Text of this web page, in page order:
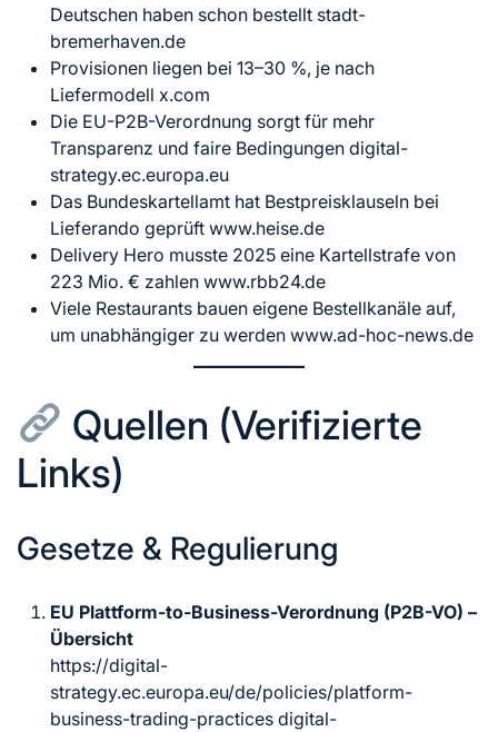
Deutschen haben schon bestellt stadt-
bremerhaven.de
Provisionen liegen bei 13–30 %, je nach
Liefermodell x.com
Die EU-P2B-Verordnung sorgt für mehr
Transparenz und faire Bedingungen digital-
strategy.ec.europa.eu
Das Bundeskartellamt hat Bestpreisklauseln bei
Lieferando geprüft www.heise.de
Delivery Hero musste 2025 eine Kartellstrafe von
223 Mio. € zahlen www.rbb24.de
Viele Restaurants bauen eigene Bestellkanäle auf,
um unabhängiger zu werden www.ad-hoc-news.de
Quellen (Verifizierte
Links)
Gesetze & Regulierung
EU Plattform-to-Business-Verordnung (P2B-VO) –
Übersicht
https://digital-
strategy.ec.europa.eu/de/policies/platform-
business-trading-practices digital-